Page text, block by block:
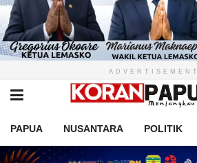
ADVERTISEMENT
PAPUA NUSANTARA POLITIK